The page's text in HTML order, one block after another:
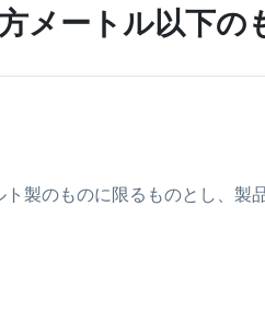
メートル以下の
製のものに限るものとし、